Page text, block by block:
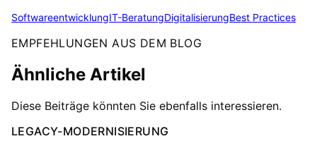
SoftwareentwicklungIT-BeratungDigitalisierungBest Practices
EMPFEHLUNGEN AUS DEM BLOG
Ähnliche Artikel
Diese Beiträge könnten Sie ebenfalls interessieren.
LEGACY-MODERNISIERUNG